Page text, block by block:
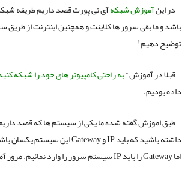
در اینآموزش شبکهآی تی پورت قصد داریم طریقه
باشد و ما بقی سرور ها کلاینت و همچنین اینترنت از
توضیح دهیم!
قبلا در آموزش ”به راحتی کامپیوتر های خود را شبکه
داده بودیم.
طبق اموزش گفته شده ما یکی از سیستم ها که قصد
اما Gateway را باید IP سیستم سرور را وارد نمائیم. مرور آموزش قبلی تا به همین جا کفایت می کند.